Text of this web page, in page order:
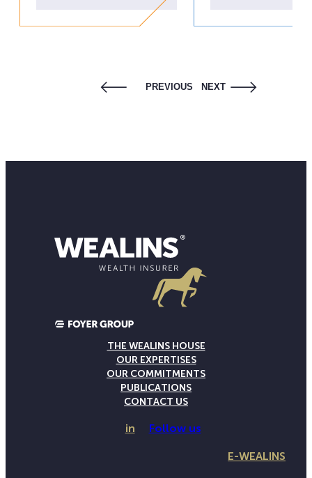
PREVIOUS NEXT
THE WEALINS HOUSE
OUR EXPERTISES
OUR COMMITMENTS
PUBLICATIONS
CONTACT US
in Follow us
E-WEALINS